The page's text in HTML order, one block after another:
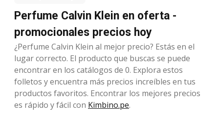
Perfume Calvin Klein en oferta -
promocionales precios hoy
¿Perfume Calvin Klein al mejor precio? Estás en el
lugar correcto. El producto que buscas se puede
encontrar en los catálogos de 0. Explora estos
folletos y encuentra más precios increíbles en tus
productos favoritos. Encontrar los mejores precios
es rápido y fácil con Kimbino.pe.